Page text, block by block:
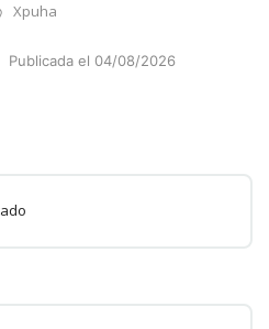
Xpuha
Publicada el 04/08/2026